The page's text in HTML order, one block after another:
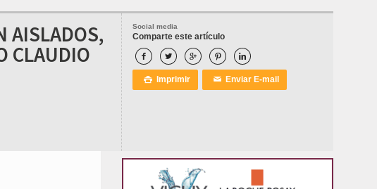
Social media
Comparte este artículo
    
 Imprimir ✉ Enviar E-mail
AISLADOS,
CLAUDIO